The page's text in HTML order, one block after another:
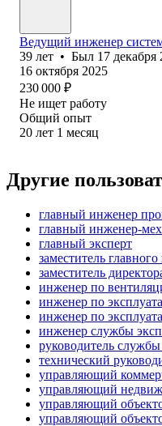
Ведущий инженер
39 лет • Был 17 декабря
16 октября 2025
230 000 ₽
Не ищет работу
Общий опыт
20 лет 1 месяц
Другие
главный инженер
главный инженер-
главный эксперт
заместитель
заместитель
инженер по
инженер по
инженер по
инженер службы
руководитель
технический
управляющий
управляющий
управляющий
управляющий